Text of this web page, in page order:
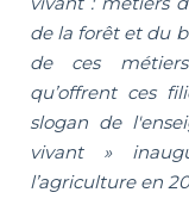
de la forêt et du
de ces
qu’offrent ces
slogan de
vivant »
l’agriculture en